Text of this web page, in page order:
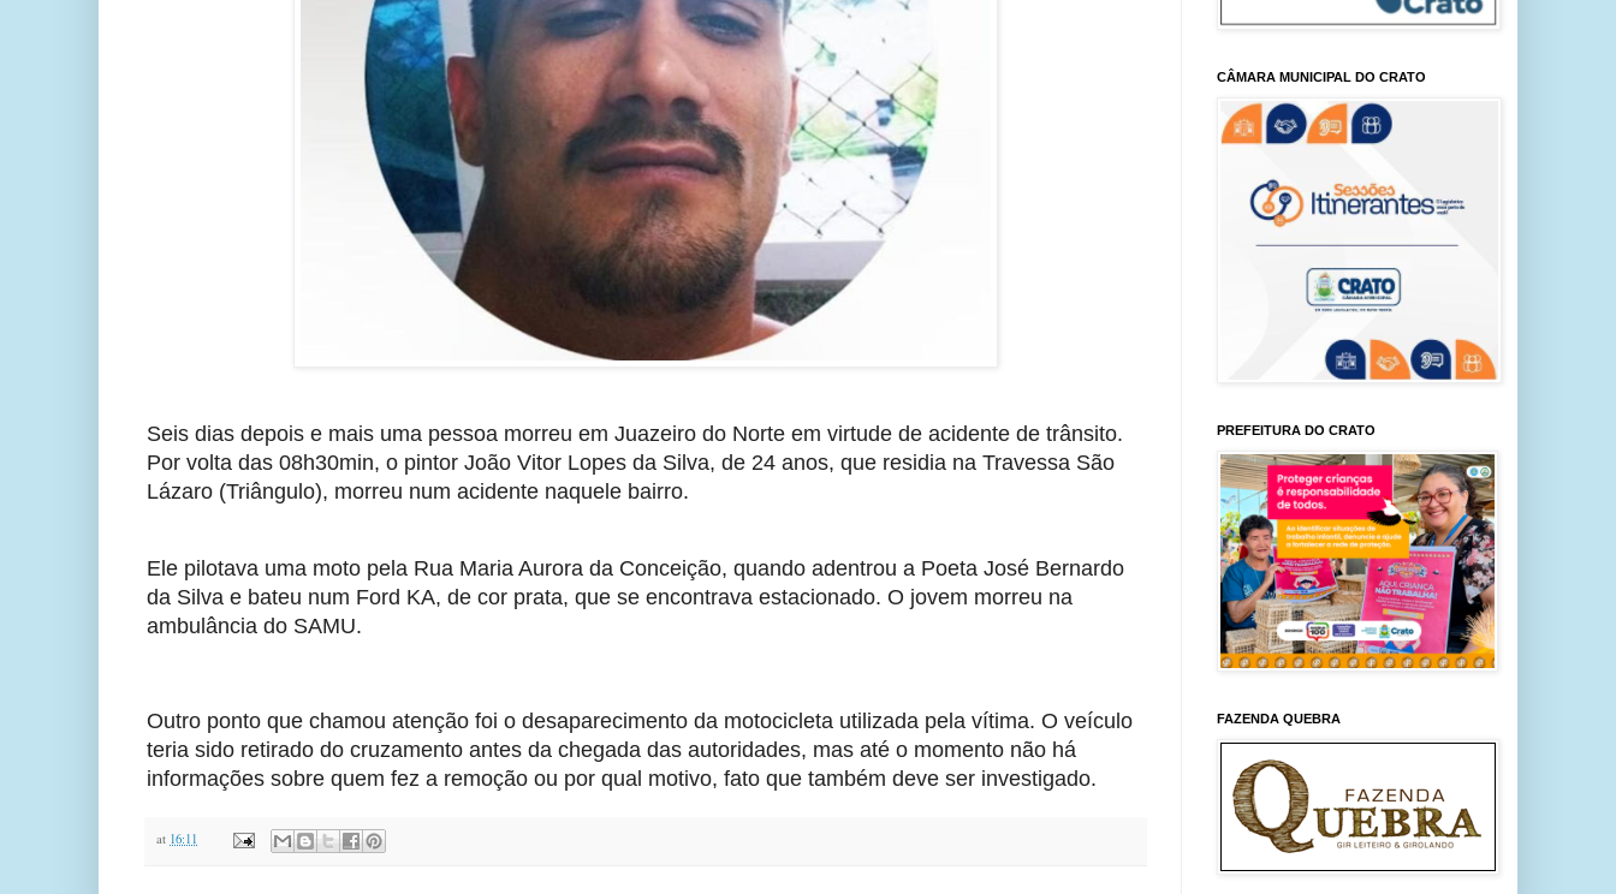
Seis dias depois e mais uma pessoa morreu em Juazeiro do Norte em virtude de acidente de trânsito.
Por volta das 08h30min, o pintor João Vitor Lopes da Silva, de 24 anos, que residia na Travessa São
Lázaro (Triângulo), morreu num acidente naquele bairro.
Ele pilotava uma moto pela Rua Maria Aurora da Conceição, quando adentrou a Poeta José Bernardo
da Silva e bateu num Ford KA, de cor prata, que se encontrava estacionado. O jovem morreu na
ambulância do SAMU.
Outro ponto que chamou atenção foi o desaparecimento da motocicleta utilizada pela vítima. O veículo
teria sido retirado do cruzamento antes da chegada das autoridades, mas até o momento não há
informações sobre quem fez a remoção ou por qual motivo, fato que também deve ser investigado.
at 16:11
CÂMARA MUNICIPAL DO CRATO
PREFEITURA DO CRATO
FAZENDA QUEBRA